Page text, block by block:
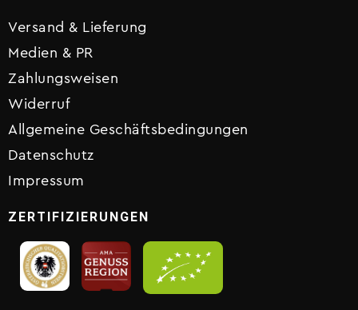
Versand & Lieferung
Medien & PR
Zahlungsweisen
Widerruf
Allgemeine Geschäftsbedingungen
Datenschutz
Impressum
ZERTIFIZIERUNGEN